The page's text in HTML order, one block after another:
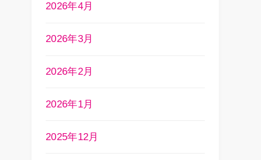
2026年4月
2026年3月
2026年2月
2026年1月
2025年12月